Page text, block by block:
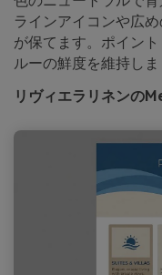
ラインアイコンや広
が保てます。ポイン
ルーの鮮度を維持しま
リヴィエラリネンの